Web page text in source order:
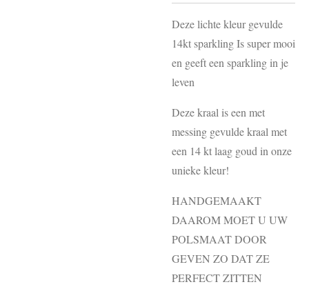
Deze lichte kleur gevulde
14kt sparkling Is super mooi
en geeft een sparkling in je
leven
Deze kraal is een met
messing gevulde kraal met
een 14 kt laag goud in onze
unieke kleur!
HANDGEMAAKT
DAAROM MOET U UW
POLSMAAT DOOR
GEVEN ZO DAT ZE
PERFECT ZITTEN